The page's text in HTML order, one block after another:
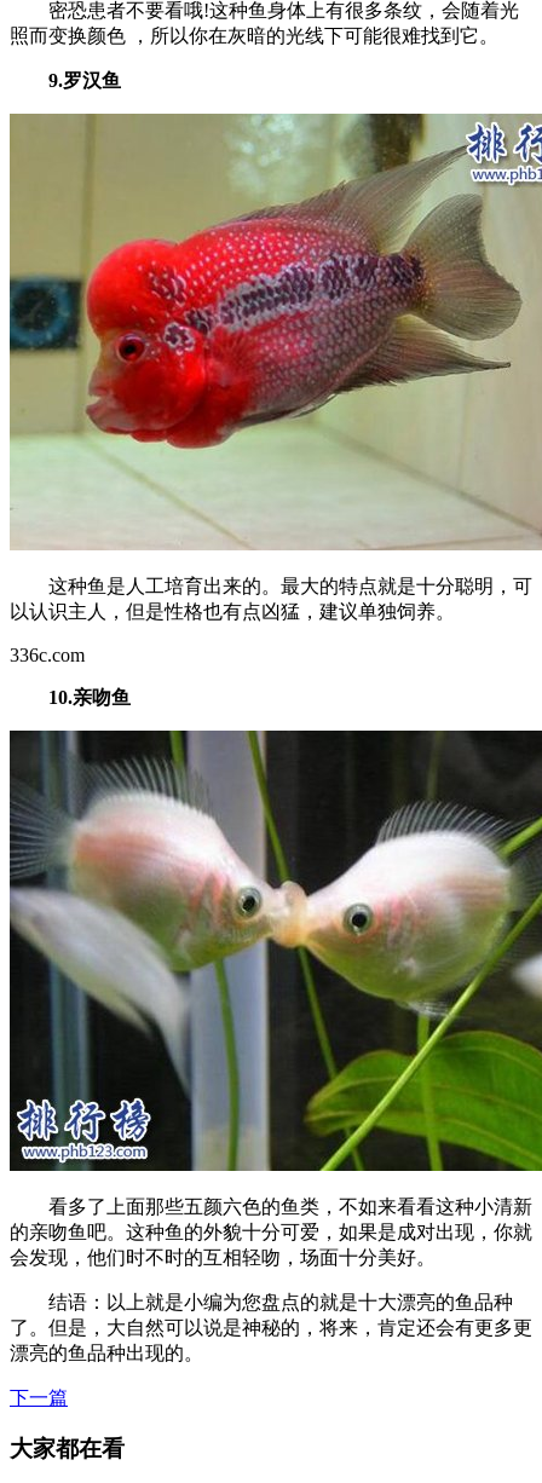
密恐患者不要看哦!这种鱼身体上有很多条纹，会随着光
照而变换颜色 ，所以你在灰暗的光线下可能很难找到它。
9.罗汉鱼
这种鱼是人工培育出来的。最大的特点就是十分聪明，可
以认识主人，但是性格也有点凶猛，建议单独饲养。
336c.com
10.亲吻鱼
看多了上面那些五颜六色的鱼类，不如来看看这种小清新
的亲吻鱼吧。这种鱼的外貌十分可爱，如果是成对出现，你就
会发现，他们时不时的互相轻吻，场面十分美好。
结语：以上就是小编为您盘点的就是十大漂亮的鱼品种
了。但是，大自然可以说是神秘的，将来，肯定还会有更多更
漂亮的鱼品种出现的。
下一篇
大家都在看